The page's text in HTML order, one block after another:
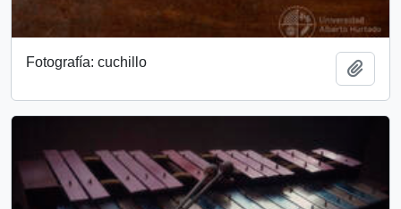
Fotografía: cuchillo